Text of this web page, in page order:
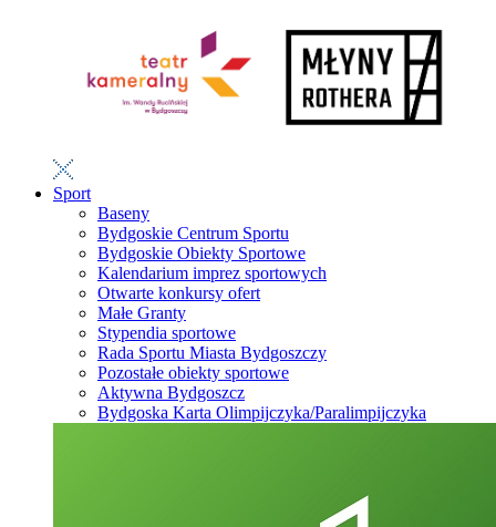
Sport
Baseny
Bydgoskie Centrum Sportu
Bydgoskie Obiekty Sportowe
Kalendarium imprez sportowych
Otwarte konkursy ofert
Małe Granty
Stypendia sportowe
Rada Sportu Miasta Bydgoszczy
Pozostałe obiekty sportowe
Aktywna Bydgoszcz
Bydgoska Karta Olimpijczyka/Paralimpijczyka